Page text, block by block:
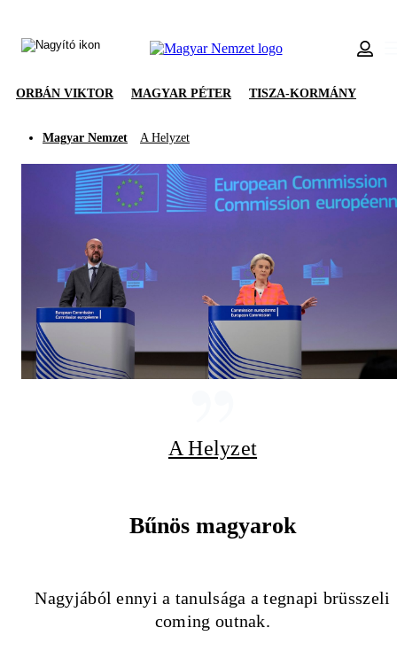
ORBÁN VIKTOR MAGYAR PÉTER TISZA-KORMÁNY
Magyar Nemzet A Helyzet
A Helyzet
Bűnös magyarok
Nagyjából ennyi a tanulsága a tegnapi brüsszeli
coming outnak.